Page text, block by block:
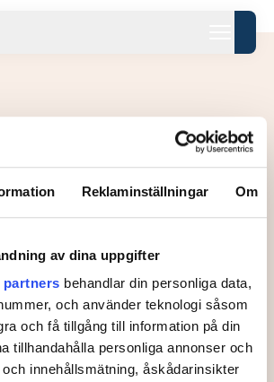
Reklaminställningar Om
av dina uppgifter
partners behandlar din personliga data,
och använder teknologi såsom
och få tillgång till information på din
tillhandahålla personliga annonser och
innehållsmätning, åskådarinsikter
ännu.